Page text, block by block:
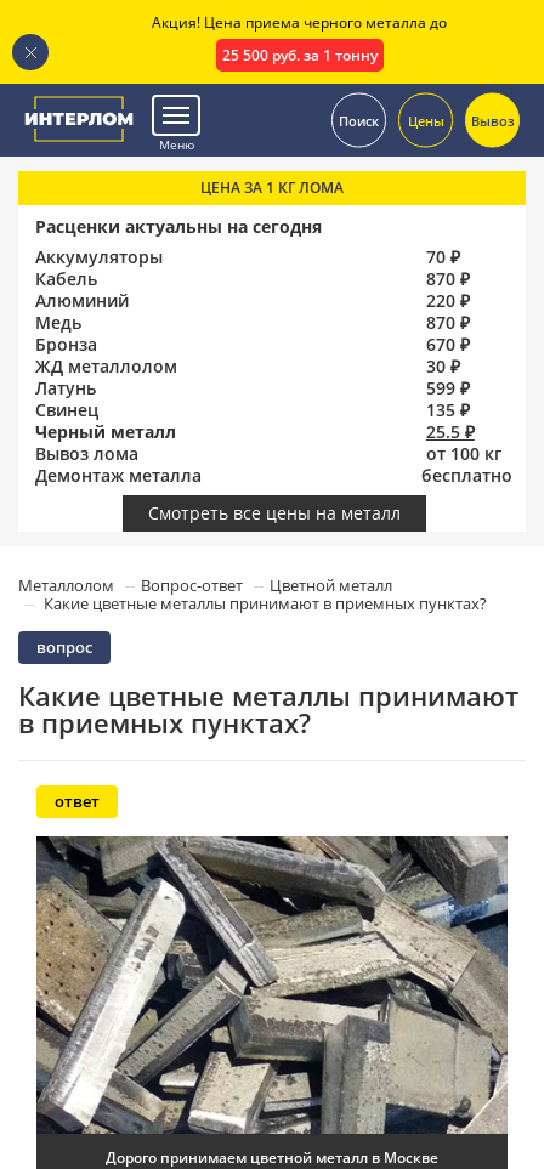
Меню
Поиск Цены Вывоз
ЦЕНА ЗА 1 КГ ЛОМА
Расценки актуальны на сегодня
Аккумуляторы
70 ₽
Кабель
870 ₽
Алюминий
220 ₽
Медь
870 ₽
Бронза
670 ₽
ЖД металлолом
30 ₽
Латунь
599 ₽
Свинец
135 ₽
Черный металл
25.5 ₽
Вывоз лома
от 100 кг
Демонтаж металла
бесплатно
Смотреть все цены на металл
Металлолом Вопрос-ответ
Цветной металл
Какие цветные металлы принимают в приемных пунктах?
вопрос
Какие цветные металлы принимают
в приемных пунктах?
ответ
Дорого принимаем цветной металл в Москве
Акция! Цена приема черного металла до
25 500 руб. за 1 тонну
.